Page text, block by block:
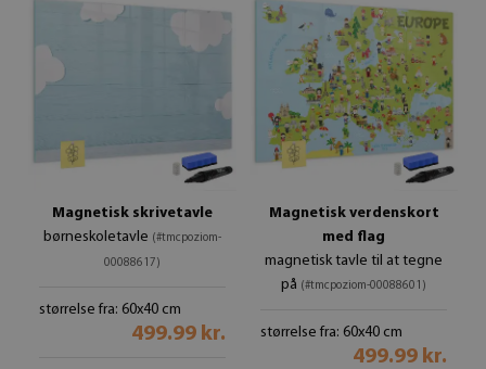
Magnetisk skrivetavle
børneskoletavle (#tmcpoziom-
00088617)
størrelse fra: 60x40 cm
499.99 kr.
Magnetisk verdenskort
med flag
magnetisk tavle til at tegne
på (#tmcpoziom-00088601)
størrelse fra: 60x40 cm
499.99 kr.